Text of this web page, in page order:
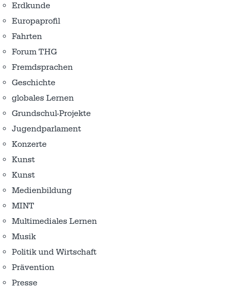
Erdkunde
Europaprofil
Fahrten
Forum THG
Fremdsprachen
Geschichte
globales Lernen
Grundschul-Projekte
Jugendparlament
Konzerte
Kunst
Kunst
Medienbildung
MINT
Multimediales Lernen
Musik
Politik und Wirtschaft
Prävention
Presse